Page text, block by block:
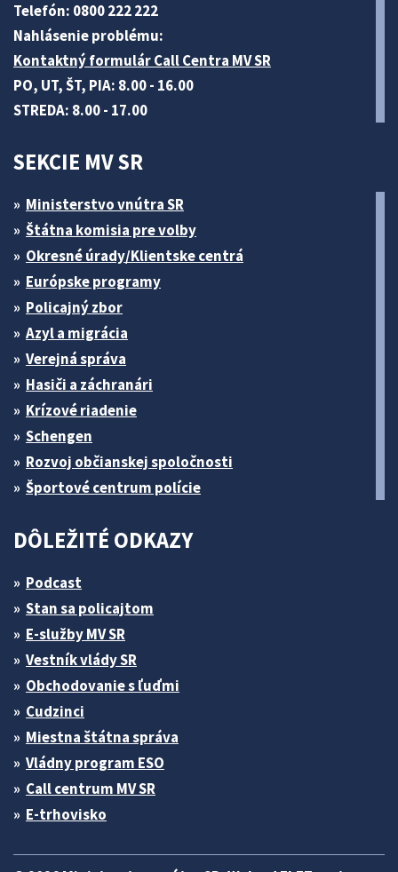
Telefón: 0800 222 222
Nahlásenie problému:
Kontaktný formulár Call Centra MV SR
PO, UT, ŠT, PIA: 8.00 - 16.00
STREDA: 8.00 - 17.00
SEKCIE MV SR
Ministerstvo vnútra SR
Štátna komisia pre volby
Okresné úrady/Klientske centrá
Európske programy
Policajný zbor
Azyl a migrácia
Verejná správa
Hasiči a záchranári
Krízové riadenie
Schengen
Rozvoj občianskej spoločnosti
Športové centrum polície
DÔLEŽITÉ ODKAZY
Podcast
Stan sa policajtom
E-služby MV SR
Vestník vlády SR
Obchodovanie s ľuďmi
Cudzinci
Miestna štátna správa
Vládny program ESO
Call centrum MV SR
E-trhovisko